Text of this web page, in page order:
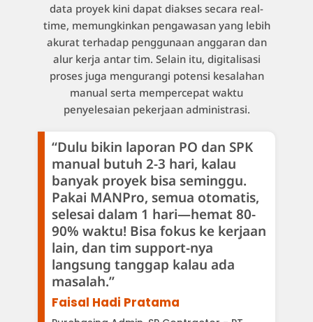
data proyek kini dapat diakses secara real-
time, memungkinkan pengawasan yang lebih
akurat terhadap penggunaan anggaran dan
alur kerja antar tim. Selain itu, digitalisasi
proses juga mengurangi potensi kesalahan
manual serta mempercepat waktu
penyelesaian pekerjaan administrasi.
“Dulu bikin laporan PO dan SPK
manual butuh 2-3 hari, kalau
banyak proyek bisa seminggu.
Pakai MANPro, semua otomatis,
selesai dalam 1 hari—hemat 80-
90% waktu! Bisa fokus ke kerjaan
lain, dan tim support-nya
langsung tanggap kalau ada
masalah.”
Faisal Hadi Pratama